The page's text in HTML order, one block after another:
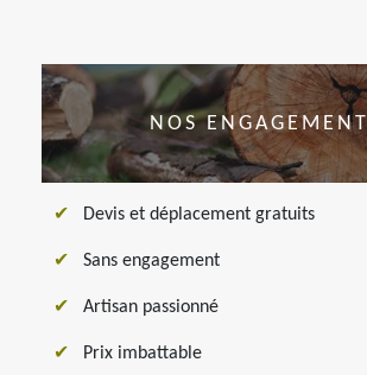
NOS
Devis et déplacement gratuits
Sans engagement
Artisan passionné
Prix imbattable